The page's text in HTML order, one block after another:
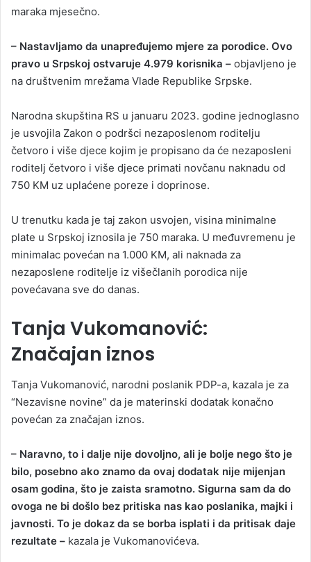
maraka mjesečno.
– Nastavljamo da unapređujemo mjere za porodice. Ovo
pravo u Srpskoj ostvaruje 4.979 korisnika – objavljeno je
na društvenim mrežama Vlade Republike Srpske.
Narodna skupština RS u januaru 2023. godine jednoglasno
je usvojila Zakon o podršci nezaposlenom roditelju
četvoro i više djece kojim je propisano da će nezaposleni
roditelj četvoro i više djece primati novčanu naknadu od
750 KM uz uplaćene poreze i doprinose.
U trenutku kada je taj zakon usvojen, visina minimalne
plate u Srpskoj iznosila je 750 maraka. U međuvremenu je
minimalac povećan na 1.000 KM, ali naknada za
nezaposlene roditelje iz višečlanih porodica nije
povećavana sve do danas.
Tanja Vukomanović:
Značajan iznos
Tanja Vukomanović, narodni poslanik PDP-a, kazala je za
“Nezavisne novine” da je materinski dodatak konačno
povećan za značajan iznos.
– Naravno, to i dalje nije dovoljno, ali je bolje nego što je
bilo, posebno ako znamo da ovaj dodatak nije mijenjan
osam godina, što je zaista sramotno. Sigurna sam da do
ovoga ne bi došlo bez pritiska nas kao poslanika, majki i
javnosti. To je dokaz da se borba isplati i da pritisak daje
rezultate – kazala je Vukomanovićeva.